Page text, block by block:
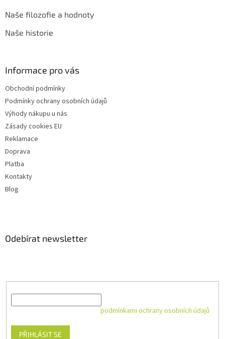
Naše filozofie a hodnoty
Naše historie
Informace pro vás
Obchodní podmínky
Podmínky ochrany osobních údajů
Výhody nákupu u nás
Zásady cookies EU
Reklamace
Doprava
Platba
Kontakty
Blog
Odebírat newsletter
podmínkami ochrany osobních údajů
PŘIHLÁSIT SE